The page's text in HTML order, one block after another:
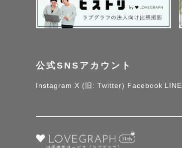
公式SNSアカウント
Instagram X (旧: Twitter) Facebook LINE